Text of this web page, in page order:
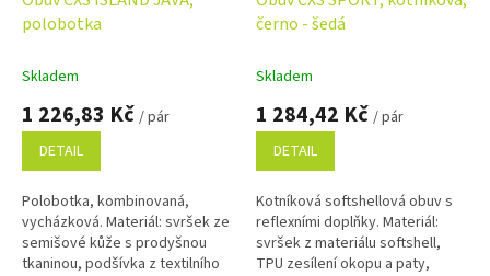
polobotka
Skladem
1 226,83 Kč / pár
DETAIL
Polobotka, kombinovaná,
vycházková. Materiál: svršek ze
semišové kůže s prodyšnou
tkaninou, podšívka z textilního
černo - šedá
Skladem
1 284,42 Kč / pár
DETAIL
Kotníková softshellová obuv s
reflexními doplňky. Materiál:
svršek z materiálu softshell,
TPU zesílení okopu a paty,